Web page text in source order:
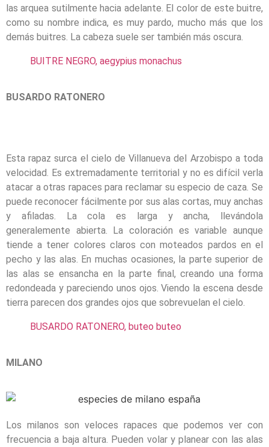
las arquea sutilmente hacia adelante. El color de este buitre,
como su nombre indica, es muy pardo, mucho más que los
demás buitres. La cabeza suele ser también más oscura.
BUITRE NEGRO, aegypius monachus
BUSARDO RATONERO
Esta rapaz surca el cielo de Villanueva del Arzobispo a toda
velocidad. Es extremadamente territorial y no es difícil verla
atacar a otras rapaces para reclamar su especio de caza. Se
puede reconocer fácilmente por sus alas cortas, muy anchas
y afiladas. La cola es larga y ancha, llevándola
generalemente abierta. La coloración es variable aunque
tiende a tener colores claros con moteados pardos en el
pecho y las alas. En muchas ocasiones, la parte superior de
las alas se ensancha en la parte final, creando una forma
redondeada y pareciendo unos ojos. Viendo la escena desde
tierra parecen dos grandes ojos que sobrevuelan el cielo.
BUSARDO RATONERO, buteo buteo
MILANO
Los milanos son veloces rapaces que podemos ver con
frecuencia a baja altura. Pueden volar y planear con las alas